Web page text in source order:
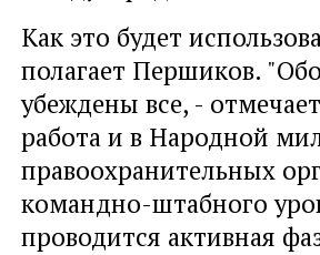
Как это будет
полагает Першиков.
убеждены все, -
работа и в Народной
правоохранительных
командно-штабного
проводится активная